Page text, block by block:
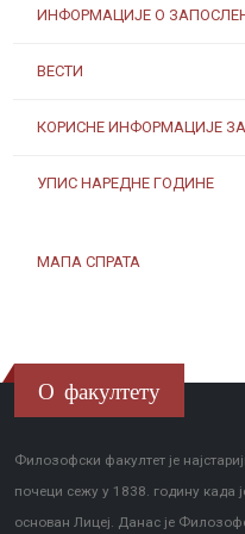
ИНФОРМАЦИЈЕ О
ВЕСТИ
КОРИСНЕ ИНФОРМАЦИЈЕ
УПИС НАРЕДНЕ ГОДИНЕ
МАПА СПРАТА
О факултету
Филозофски факултет је
почеци сежу у 1838. годину када
основан Лицеј. Данас је